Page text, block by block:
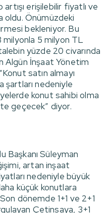
artışı erişilebilir fiyatlı ve
oldu. Önümüzdeki
bekleniyor. Bu
milyonla 5 milyon TL
yüzde 20 civarında
Algün İnşaat Yönetim
satın almayı
şartları nedeniyle
konut sahibi olma
geçecek” diyor.
Başkanı Süleyman
artan inşaat
nedeniyle büyük
küçük konutlara
dönemde 1+1 ve 2+1
Çetinsaya, 3+1